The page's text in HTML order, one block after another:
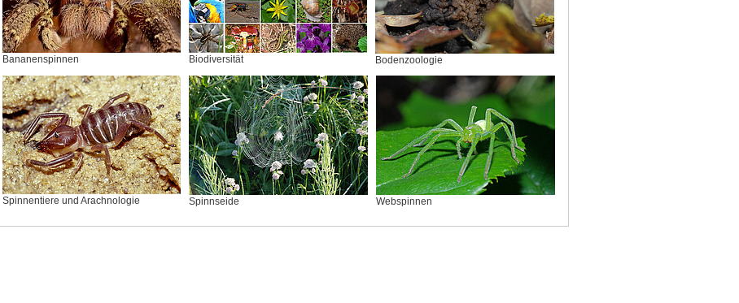
Bananenspinnen Biodiversität Bodenzoologie
Spinnentiere und Arachnologie Spinnseide Webspinnen